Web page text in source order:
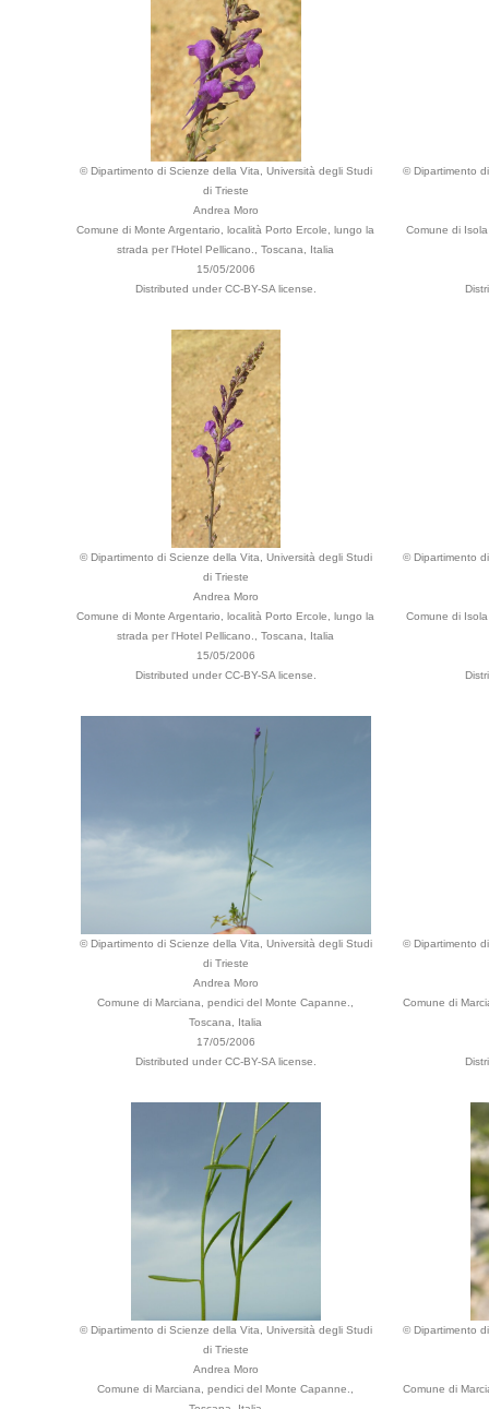
© Dipartimento di Scienze della Vita, Università degli Studi
di Trieste
Andrea Moro
Comune di Monte Argentario, località Porto Ercole, lungo la
strada per l'Hotel Pellicano., Toscana, Italia
15/05/2006
Distributed under CC-BY-SA license.
© Dipartimento
Comune di
© Dipartimento di Scienze della Vita, Università degli Studi
di Trieste
Andrea Moro
Comune di Monte Argentario, località Porto Ercole, lungo la
strada per l'Hotel Pellicano., Toscana, Italia
15/05/2006
Distributed under CC-BY-SA license.
© Dipartimento
Comune di
© Dipartimento di Scienze della Vita, Università degli Studi
di Trieste
Andrea Moro
Comune di Marciana, pendici del Monte Capanne.,
Toscana, Italia
17/05/2006
Distributed under CC-BY-SA license.
© Dipartimento
Comune di
© Dipartimento di Scienze della Vita, Università degli Studi
di Trieste
Andrea Moro
Comune di Marciana, pendici del Monte Capanne.,
© Dipartimento
Comune di